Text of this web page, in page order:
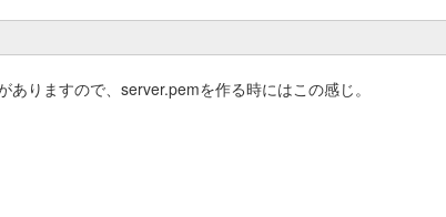
りますので、server.pemを作る時にはこの感じ。